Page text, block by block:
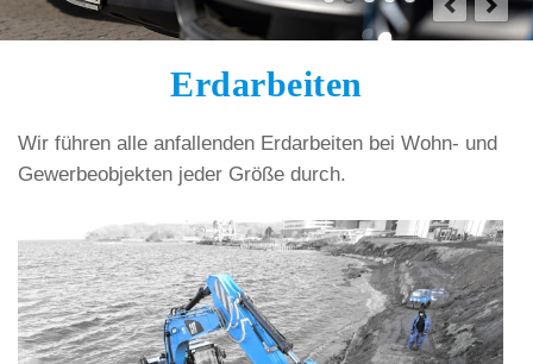
Erdarbeiten
Wir führen alle anfallenden Erdarbeiten bei Wohn- und
Gewerbeobjekten jeder Größe durch.